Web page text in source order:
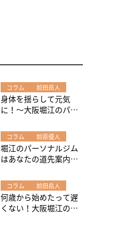
コラム 前田岳人
身体を揺らして元気
に！～大阪堀江のパー
身体の調子を整えまし
ょう！
コラム 前原優人
堀江のパーソナルジム
はあなたの道先案内人
を始める時は現在地の
把握から始めてみよ
う！
コラム 前田岳人
何歳から始めたって遅
くない！大阪堀江のパ